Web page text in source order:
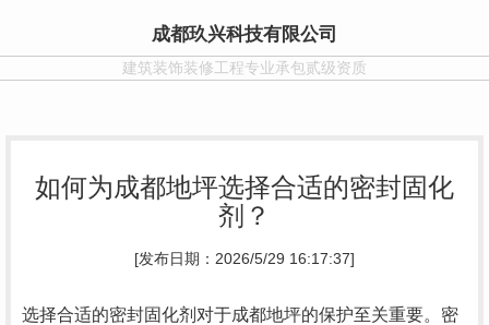
成都玖兴科技有限公司
建筑装饰装修工程专业承包贰级资质
如何为成都地坪选择合适的密封固化
剂？
[发布日期：2026/5/29 16:17:37]
选择合适的密封固化剂对于成都地坪的保护至关重要。密